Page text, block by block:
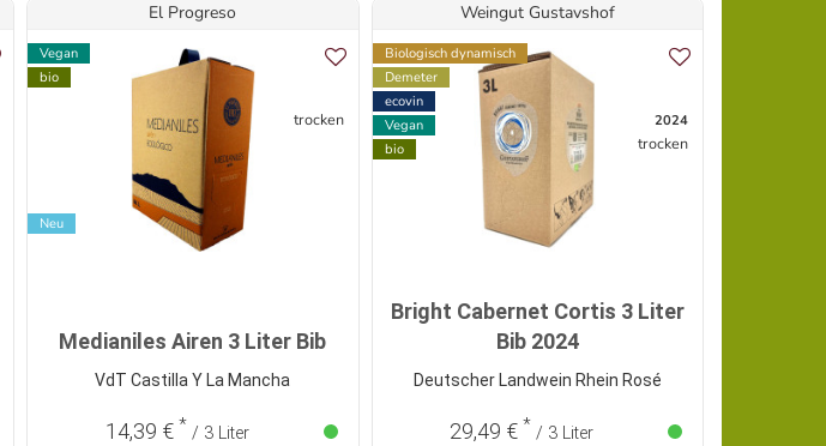
El Progreso
Vegan
bio
Neu
trocken
Medianiles Airen 3 Liter Bib
VdT Castilla Y La Mancha
14,39 € * / 3 Liter
Weingut Gustavshof
Biologisch dynamisch
Demeter
ecovin
Vegan
bio
2024
trocken
Bright Cabernet Cortis 3 Liter
Bib 2024
Deutscher Landwein Rhein Rosé
29,49 € * / 3 Liter